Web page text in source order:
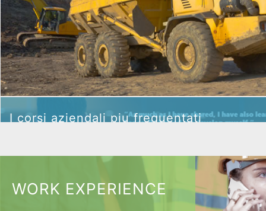
I corsi aziendali piu
frequentati
I corsi aziendali piu frequentati
WORK EXPERIENCE